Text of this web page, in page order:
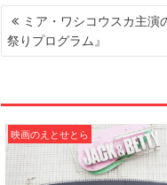
投
稿
ナ
ー
シ
ョ
ン
ミア・ワシコウスカ主演
祭りプログラム』
映画のえとせとら